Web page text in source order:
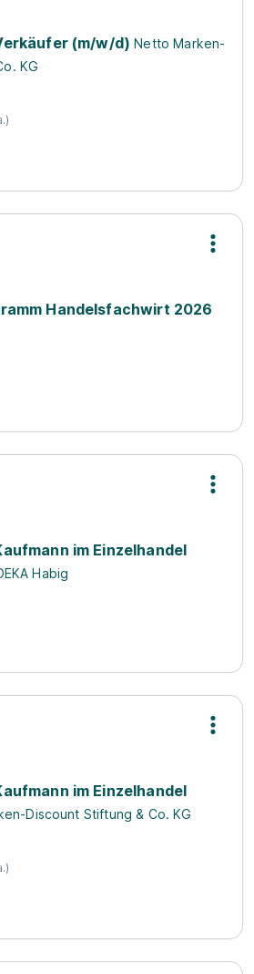
(m/w/d) Netto Marken-
KG
Handelsfachwirt 2026
im Einzelhandel
Habig
im Einzelhandel
Discount Stiftung & Co. KG